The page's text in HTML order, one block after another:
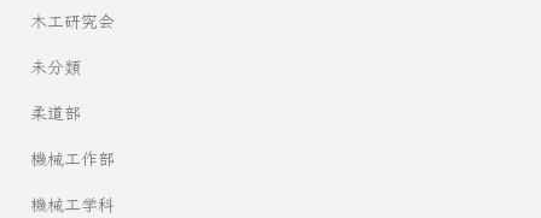
木工研究会
未分類
柔道部
機械工作部
機械工学科